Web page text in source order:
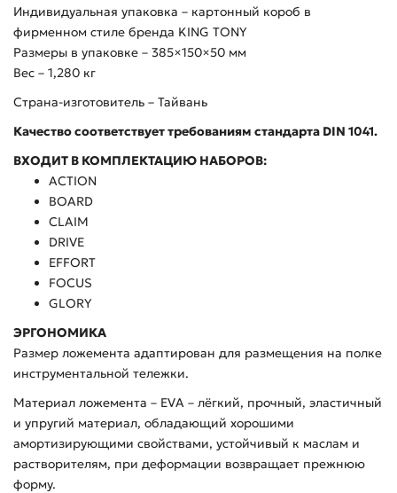
Индивидуальная упаковка – картонный короб в
фирменном стиле бренда KING TONY
Размеры в упаковке – 385×150×50 мм
Вес – 1,280 кг
Страна-изготовитель – Тайвань
Качество соответствует требованиям стандарта DIN 1041.
ВХОДИТ В КОМПЛЕКТАЦИЮ НАБОРОВ:
ACTION
BOARD
CLAIM
DRIVE
EFFORT
FOCUS
GLORY
ЭРГОНОМИКА
Размер ложемента адаптирован для размещения на полке
инструментальной тележки.
Материал ложемента – EVA – лёгкий, прочный, эластичный
и упругий материал, обладающий хорошими
амортизирующими свойствами, устойчивый к маслам и
растворителям, при деформации возвращает прежнюю
форму.